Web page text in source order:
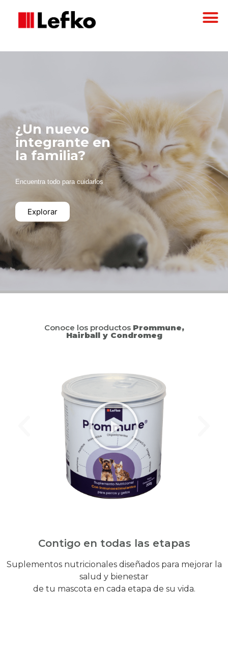
¿Un nuevo
integrante en
la familia?
Encuentra todo para cuidarlos
Explorar
Conoce los productos Prommune,
Hairball y Condromeg
Contigo en todas las etapas
Suplementos nutricionales diseñados para mejorar la
salud y bienestar
de tu mascota en cada etapa de su vida.